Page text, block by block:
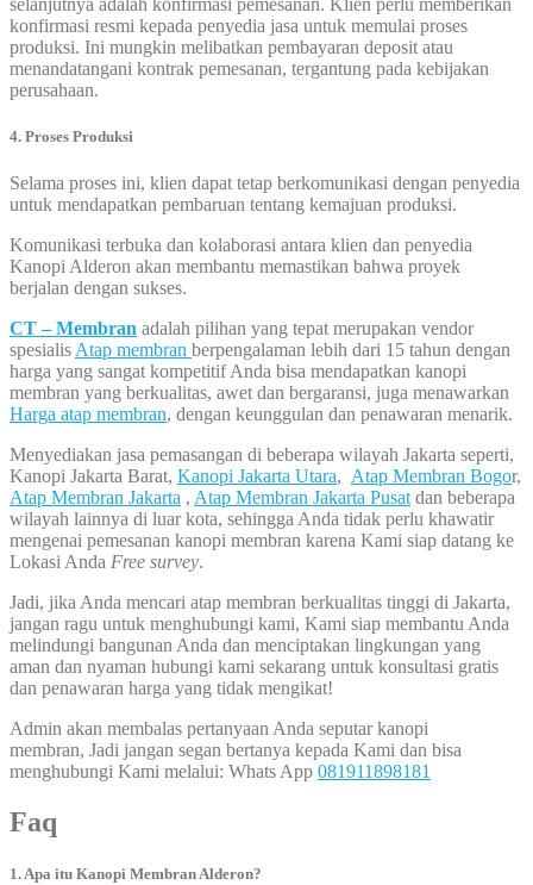
selanjutnya adalah konfirmasi pemesanan. Klien perlu memberikan
konfirmasi resmi kepada penyedia jasa untuk memulai proses
produksi. Ini mungkin melibatkan pembayaran deposit atau
menandatangani kontrak pemesanan, tergantung pada kebijakan
perusahaan.
4. Proses Produksi
Selama proses ini, klien dapat tetap berkomunikasi dengan penyedia
untuk mendapatkan pembaruan tentang kemajuan produksi.
Komunikasi terbuka dan kolaborasi antara klien dan penyedia
Kanopi Alderon akan membantu memastikan bahwa proyek
berjalan dengan sukses.
CT – Membran adalah pilihan yang tepat merupakan vendor
spesialis Atap membran berpengalaman lebih dari 15 tahun dengan
harga yang sangat kompetitif Anda bisa mendapatkan kanopi
membran yang berkualitas, awet dan bergaransi, juga menawarkan
Harga atap membran, dengan keunggulan dan penawaran menarik.
Menyediakan jasa pemasangan di beberapa wilayah Jakarta seperti,
Kanopi Jakarta Barat, Kanopi Jakarta Utara, Atap Membran Bogor,
Atap Membran Jakarta , Atap Membran Jakarta Pusat dan beberapa
wilayah lainnya di luar kota, sehingga Anda tidak perlu khawatir
mengenai pemesanan kanopi membran karena Kami siap datang ke
Lokasi Anda Free survey.
Jadi, jika Anda mencari atap membran berkualitas tinggi di Jakarta,
jangan ragu untuk menghubungi kami, Kami siap membantu Anda
melindungi bangunan Anda dan menciptakan lingkungan yang
aman dan nyaman hubungi kami sekarang untuk konsultasi gratis
dan penawaran harga yang tidak mengikat!
Admin akan membalas pertanyaan Anda seputar kanopi
membran, Jadi jangan segan bertanya kepada Kami dan bisa
menghubungi Kami melalui: Whats App 081911898181
Faq
1. Apa itu Kanopi Membran Alderon?